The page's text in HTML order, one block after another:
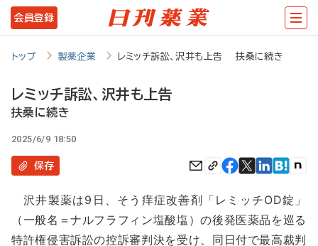
メ
イ
ツ
動
会員登録
トップ 製薬企業 レミッチ訴訟、沢井も上告 扶桑に続き
レミッチ訴訟、沢井も上告
扶桑に続き
2025/6/9 18:50
保存
沢井製薬は9日、そう痒症改善剤「レミッチOD錠」
（一般名＝ナルフラフィン塩酸塩）の後発医薬品を巡る
特許権侵害訴訟の控訴審判決を受け、同日付で最高裁判